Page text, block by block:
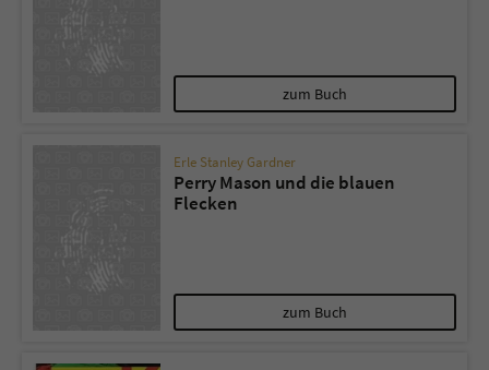
zum Buch
Erle Stanley Gardner
Perry Mason und die blauen
Flecken
zum Buch